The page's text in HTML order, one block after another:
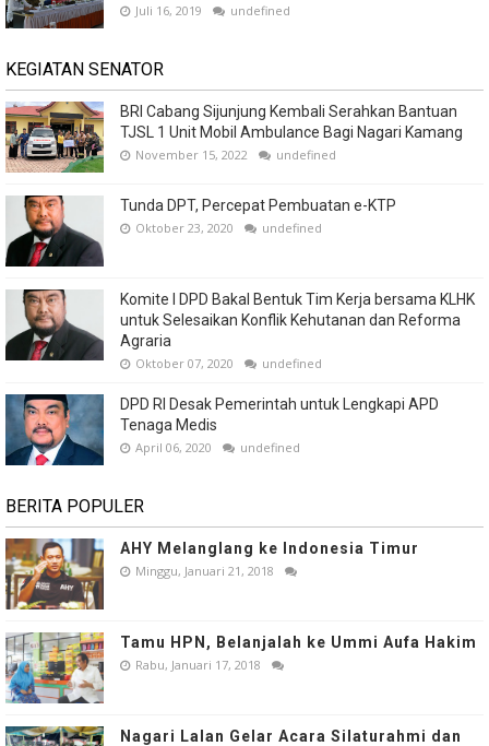
Juli 16, 2019 undefined
KEGIATAN SENATOR
BRI Cabang Sijunjung Kembali Serahkan Bantuan
TJSL 1 Unit Mobil Ambulance Bagi Nagari Kamang
November 15, 2022 undefined
Tunda DPT, Percepat Pembuatan e-KTP
Oktober 23, 2020 undefined
Komite I DPD Bakal Bentuk Tim Kerja bersama KLHK
untuk Selesaikan Konflik Kehutanan dan Reforma
Agraria
Oktober 07, 2020 undefined
DPD RI Desak Pemerintah untuk Lengkapi APD
Tenaga Medis
April 06, 2020 undefined
BERITA POPULER
AHY Melanglang ke Indonesia Timur
Minggu, Januari 21, 2018
Tamu HPN, Belanjalah ke Ummi Aufa Hakim
Rabu, Januari 17, 2018
Nagari Lalan Gelar Acara Silaturahmi dan